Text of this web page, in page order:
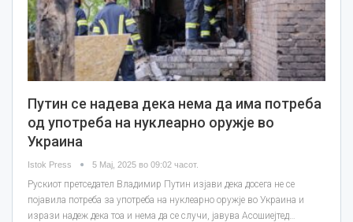
Путин се надева дека нема да има потреба
од употреба на нуклеарно оружје во
Украина
Istok Press 5 Мај, 2025 во 09:02 часот.
Рускиот претседател Владимир Путин изјави дека досега не се
појавила потреба за употреба на нуклеарно оружје во Украина и
изрази надеж дека тоа и нема да се случи, јавува Асошиејтед…